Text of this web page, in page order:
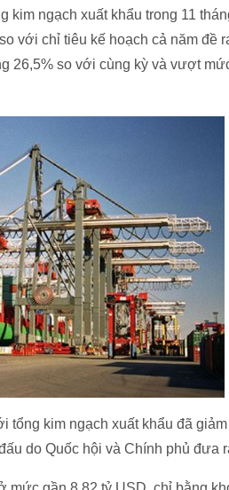
kim ngạch xuất khẩu trong 11
với chỉ tiêu kế hoạch cả năm đề
26,5% so với cùng kỳ và vượt
tổng kim ngạch xuất khẩu đã
do Quốc hội và Chính phủ đưa